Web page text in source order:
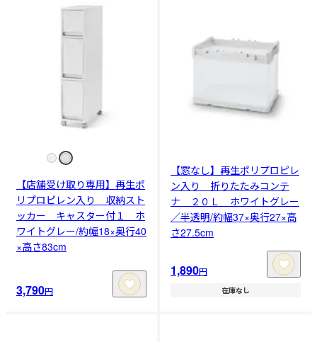
【店舗受け取り専用】再生ポ
リプロピレン入り 収納スト
ッカー キャスター付１ ホ
ワイトグレー/約幅18×奥行40
×高さ83cm
3,790円
【窓なし】再生ポリプロピレ
ン入り 折りたたみコンテ
ナ ２０Ｌ ホワイトグレー
／半透明/約幅37×奥行27×高
さ27.5cm
1,890円
在庫なし